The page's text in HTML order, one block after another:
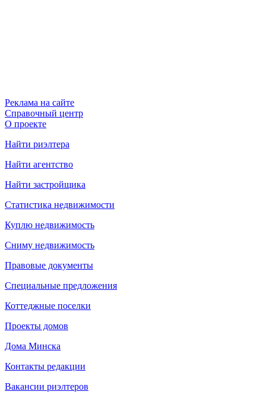
Реклама на сайте
Справочный центр
О проекте
Найти риэлтера
Найти агентство
Найти застройщика
Статистика недвижимости
Куплю недвижимость
Сниму недвижимость
Правовые документы
Специальные предложения
Коттеджные поселки
Проекты домов
Дома Минска
Контакты редакции
Вакансии риэлтеров